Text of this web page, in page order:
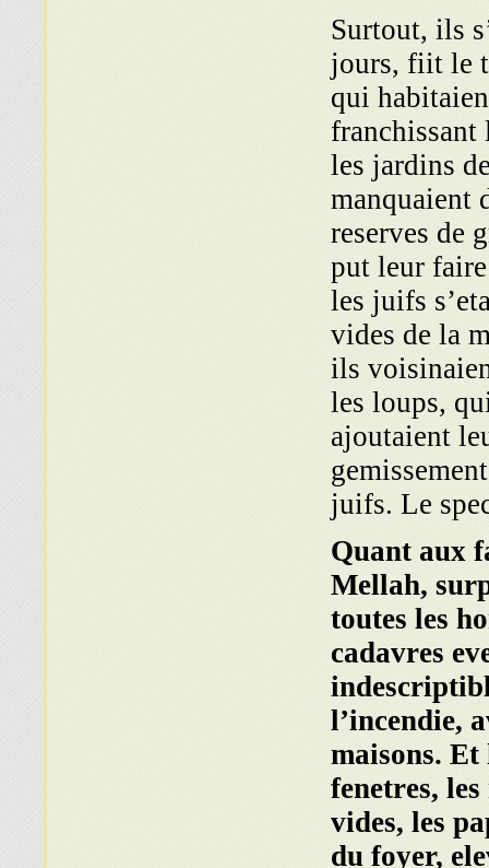
Surtout, ils
jours, fiit le
qui
franchissant
les jardins
manquaient
reserves de
put leur
les juifs
vides de la
ils
les loups,
ajoutaient
juifs. Le
Quant aux
Mellah,
toutes les
cadavres
l’incendie,
maisons. Et
fenetres,
vides, les
du foyer,